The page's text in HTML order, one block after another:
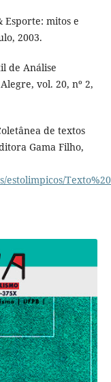
Esporte: mitos e
2003.
de Análise
vol. 20, nº 2,
de textos
Gama Filho,